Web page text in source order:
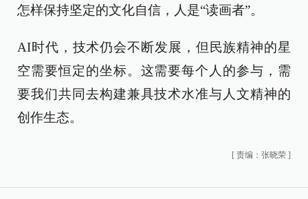
怎样保持坚定的文化自信，人是“读画者”。
AI时代，技术仍会不断发展，但民族精神的星
空需要恒定的坐标。这需要每个人的参与，需
要我们共同去构建兼具技术水准与人文精神的
创作生态。
[ 责编：张晓荣 ]